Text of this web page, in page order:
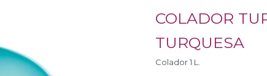
COLADOR
TURQUESA
Colador 1 L.